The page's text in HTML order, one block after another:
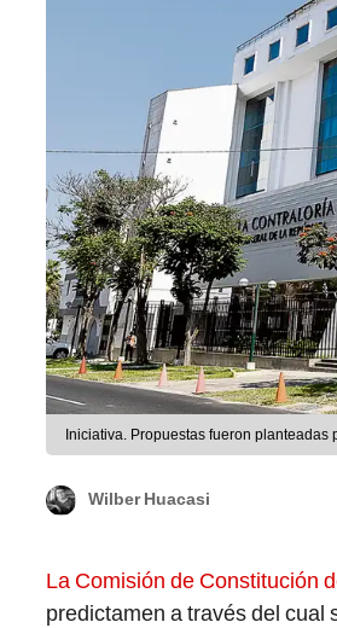
Iniciativa. Propuestas fueron
Wilber Huacasi
La Comisión de Constitución
predictamen a través del cual